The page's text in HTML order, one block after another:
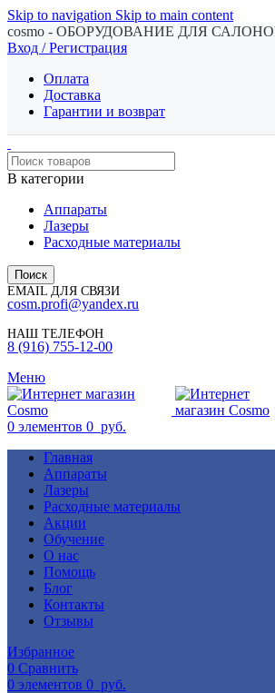
Skip to navigation Skip to main content
cosmo - ОБОРУДОВАНИЕ ДЛЯ
Вход / Регистрация
Оплата
Доставка
Гарантии и возврат
В категории
Аппараты
Лазеры
Расходные материалы
Поиск
EMAIL ДЛЯ СВЯЗИ
cosm.profi@yandex.ru
НАШ ТЕЛЕФОН
8 (916) 755-12-00
Меню
0 элементов 0 руб.
Главная
Аппараты
Лазеры
Расходные материалы
Акции
Обучение
О нас
Помощь
Блог
Контакты
Отзывы
Избранное
0 Сравнить
0 элементов 0 руб.